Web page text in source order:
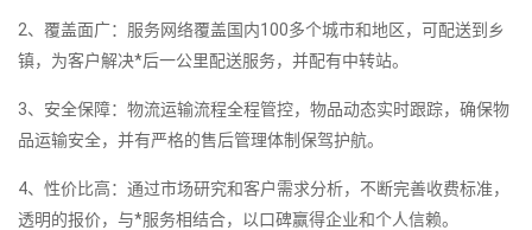
2、覆盖面广：服务网络覆盖国内100多个城市和地区，可配送到乡
镇，为客户解决*后一公里配送服务，并配有中转站。
3、安全保障：物流运输流程全程管控，物品动态实时跟踪，确保物
品运输安全，并有严格的售后管理体制保驾护航。
4、性价比高：通过市场研究和客户需求分析，不断完善收费标准，
透明的报价，与*服务相结合，以口碑赢得企业和个人信赖。